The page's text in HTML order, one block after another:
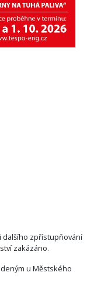
dalšího zpřístupňování
zakázáno.
u Městského